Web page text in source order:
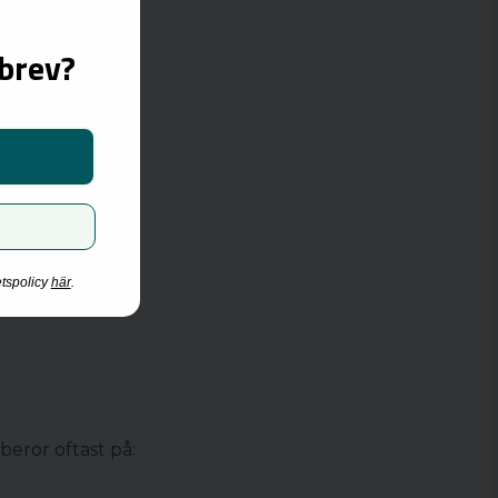
oftast på:
här.